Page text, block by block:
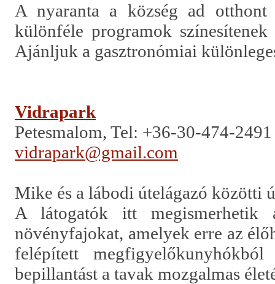
A nyaranta a község ad otthont
különféle programok
Ajánljuk a gasztronómiai
Vidrapark
Petesmalom, Tel: +36-30-474-2491
vidrapark@gmail.com
Mike és a lábodi útelágazó közötti
A látogatók itt
növényfajokat, amelyek erre az
felépített
bepillantást a tavak mozgalmas